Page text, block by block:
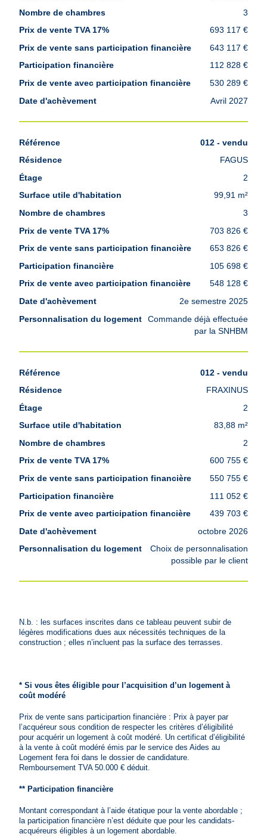
3
693 117 €
643 117 €
112 828 €
530 289 €
Avril 2027
012 - vendu
FAGUS
2
99,91 m²
3
703 826 €
653 826 €
105 698 €
548 128 €
2e semestre 2025
Commande déjà effectuée
par la SNHBM
012 - vendu
FRAXINUS
2
83,88 m²
2
600 755 €
550 755 €
111 052 €
439 703 €
octobre 2026
Choix de personnalisation
possible par le client
N.b. : les surfaces inscrites dans ce tableau peuvent subir de
légères modifications dues aux nécessités techniques de la
construction ; elles n’incluent pas la surface des terrasses.
* Si vous êtes éligible pour l’acquisition d’un logement à
coût modéré
Prix de vente sans participartion financière : Prix à payer par
l’acquéreur sous condition de respecter les critères d’éligibilité
pour acquérir un logement à coût modéré. Un certificat d’éligibilité
à la vente à coût modéré émis par le service des Aides au
Logement fera foi dans le dossier de candidature.
Remboursement TVA 50.000 € déduit.
** Participation financière
Montant correspondant à l’aide étatique pour la vente abordable ;
la participation financière n’est déduite que pour les candidats-
acquéreurs éligibles à un logement abordable.